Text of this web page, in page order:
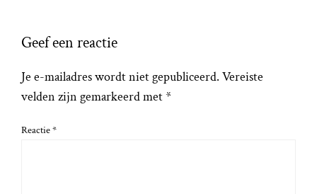
Geef een reactie
Je e-mailadres wordt niet gepubliceerd. Vereiste
velden zijn gemarkeerd met*
Reactie*